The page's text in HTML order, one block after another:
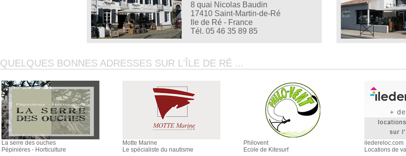
8 quai Nicolas Baudin
17410 Saint-Martin-de-Ré
Ile de Ré - France
Tél. 05 46 35 89 85
QUELQUES BONNES ADRESSES SUR L'ÎLE DE RÉ ...
La serre des ouches
Pépinières - Horticulture
Motte Marine
Le spécialiste du nautisme
Philovent
Ecole de Kitesurf
iledereloc.com
Locations de